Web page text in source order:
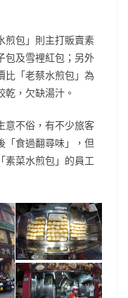
煎包」則主打販賣素
包及雪裡紅包；另外
比「老蔡水煎包」為
，欠缺湯汁。
意不俗，有不少旅客
「食過翻尋味」，但
素菜水煎包」的員工